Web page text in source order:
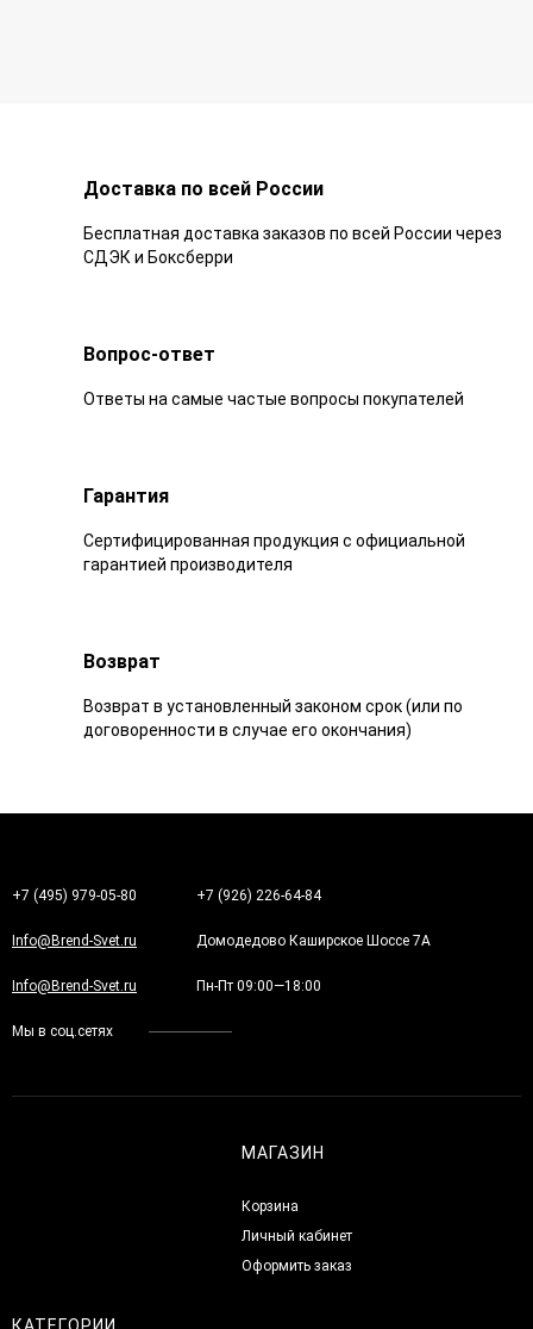
Доставка по всей России
Бесплатная доставка заказов по всей России через
СДЭК и Боксберри
Вопрос-ответ
Ответы на самые частые вопросы покупателей
Гарантия
Сертифицированная продукция с официальной
гарантией производителя
Возврат
Возврат в установленный законом срок (или по
договоренности в случае его окончания)
+7 (495) 979-05-80 +7 (926) 226-64-84
Info@Brend-Svet.ru Домодедово Каширское Шоссе 7А
Info@Brend-Svet.ru Пн-Пт 09:00—18:00
Мы в соц.сетях
МАГАЗИН
Корзина
Личный кабинет
Оформить заказ